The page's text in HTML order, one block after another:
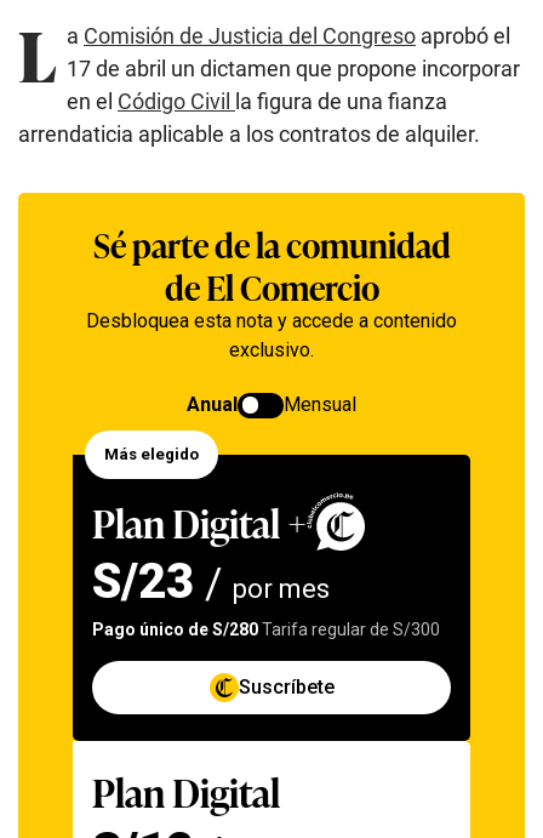
L a Comisión de Justicia del Congreso aprobó el
17 de abril un dictamen que propone incorporar
en el Código Civil la figura de una fianza
arrendaticia aplicable a los contratos de alquiler.